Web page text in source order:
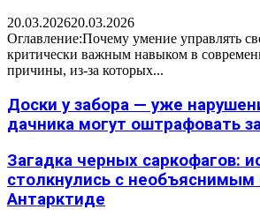
20.03.202620.03.2026
Оглавление:Почему умение управлять
критически важным навыком в
причины, из-за которых...
Доски у забора — уже
дачника могут оштрафовать
Загадка черных саркофагов:
столкнулись с
Антарктиде